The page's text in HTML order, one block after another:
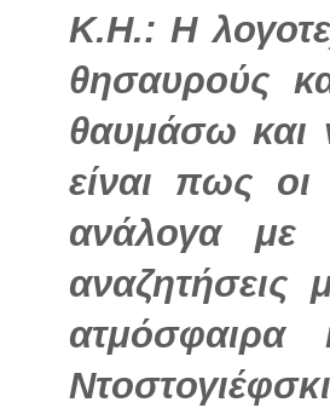
Κ.Η.: Η
θησαυρούς
θαυμάσω και
είναι πως οι
ανάλογα με
ατμόσφαιρα